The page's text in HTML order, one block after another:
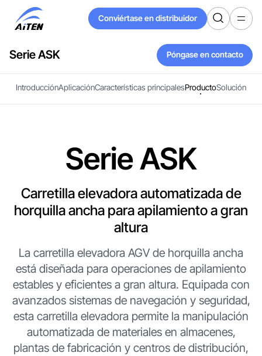
contenido
principal
Conviértase en distribuidor
Conviértase en distribuidor
Serie ASK
Póngase en contacto
Póngase en contacto
IntroducciónAplicaciónCaracterísticas principalesProductoSolución
Serie ASK
Carretilla elevadora automatizada de
horquilla ancha para apilamiento a gran
altura
La carretilla elevadora AGV de horquilla ancha
está diseñada para operaciones de apilamiento
estables y eficientes a gran altura. Equipada con
avanzados sistemas de navegación y seguridad,
esta carretilla elevadora permite la manipulación
automatizada de materiales en almacenes,
plantas de fabricación y centros de distribución,